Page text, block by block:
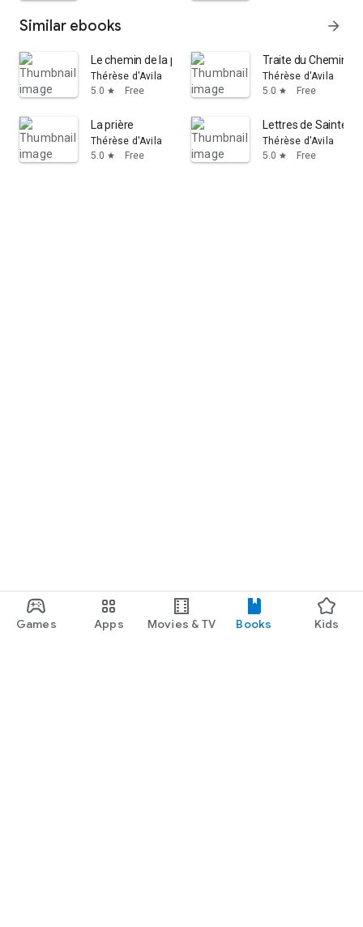
Games Apps Movies & TV Books Kids
Similar ebooks arrow_forward
Le chemin de la perfection de sainte Therese avec
Thérèse d'Avila
5.0 star Free
Traite du Chemin
Thérèse d'Avila
5.0 star Free
La prière
Thérèse d'Avila
5.0 star Free
Lettres de Sainte
Thérèse d'Avila
5.0 star Free